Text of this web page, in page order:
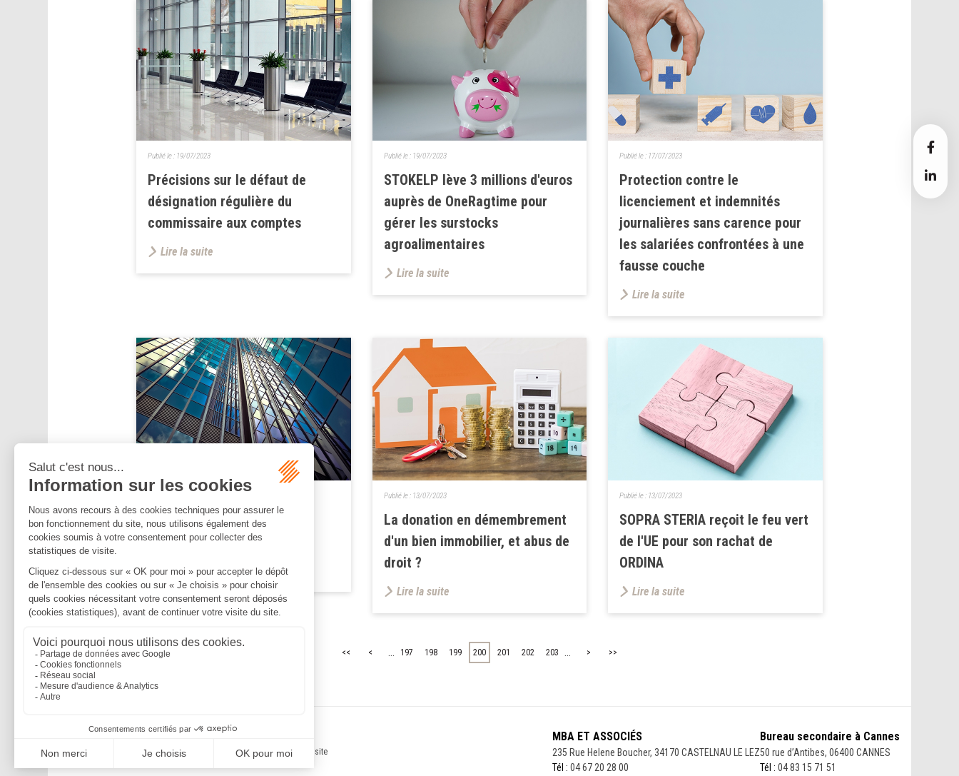
Précisions sur le défaut de
désignation régulière du
commissaire aux comptes
Publié le : 19/07/2023
Lire la suite
STOKELP lève 3 millions d'euros
auprès de OneRagtime pour
gérer les surstocks
agroalimentaires
Publié le : 19/07/2023
Lire la suite
Protection contre le
licenciement et indemnités
journalières sans carence pour
les salariées confrontées à une
fausse couche
Publié le : 17/07/2023
Lire la suite
Du monopole du liquidateur
judiciaire
Lire la suite
La donation en démembrement
d'un bien immobilier, et abus de
droit ?
Publié le : 13/07/2023
Lire la suite
SOPRA STERIA reçoit le feu vert
de l'UE pour son rachat de
ORDINA
Publié le : 13/07/2023
Lire la suite
<< < ... 197 198 199 200 201 202 203 ... > >>
Mentions légales Politique de confidentialité Politique de cookiesPlan du site
MBA ET ASSOCIÉS
235 Rue Helene Boucher, 34170 CASTELNAU LE LEZ
Tél : 04 67 20 28 00
Bureau secondaire à Cannes
50 rue d’Antibes, 06400 CANNES
Tél : 04 83 15 71 51